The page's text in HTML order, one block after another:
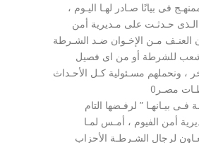
فى بيانًا صـادر لهـا اليـوم ،
الـذى حـدثـت على مـديرية أمن
العنـف مـن الإخـوان ضـد الشـرطة
للشرطة أو من اى فصيل
، ونحملهم مسـئولية كـل الأحـداث
مصـر0
بيـانهـا ” لرفـضها التام
أمن الفيوم ، أمـس لمـا
لرجال الشـرطـة الأحزاب